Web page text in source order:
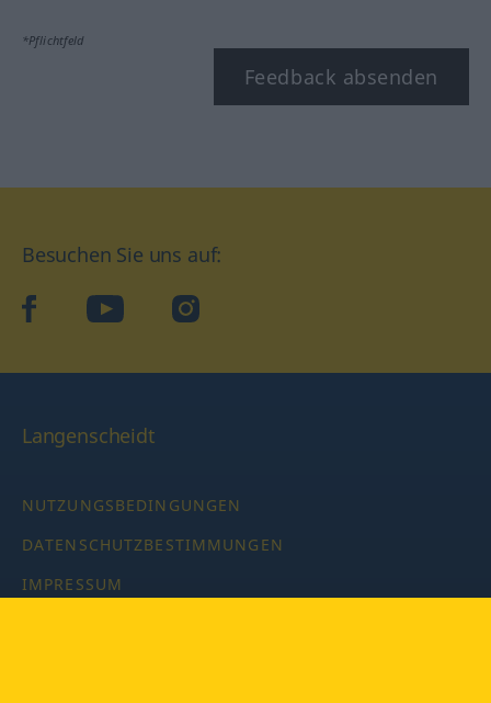
*Pflichtfeld
Feedback absenden
Besuchen Sie uns auf:
facebookYouTube Instagram
Langenscheidt
NUTZUNGSBEDINGUNGEN
DATENSCHUTZBESTIMMUNGEN
IMPRESSUM